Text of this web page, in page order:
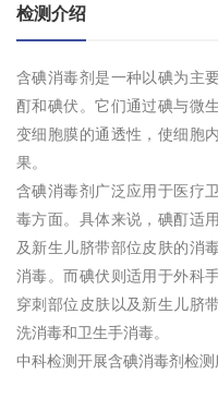
检测介绍
含碘消毒剂是一种以碘为主
酊和碘伏。它们通过碘与微
变细胞膜的通透性，使细胞
果。
含碘消毒剂广泛应用于医疗
毒方面。具体来说，碘酊适
及新生儿脐带部位皮肤的消
消毒。而碘伏则适用于外科
穿刺部位皮肤以及新生儿脐
洗消毒和卫生手消毒。
中科检测开展含碘消毒剂检测